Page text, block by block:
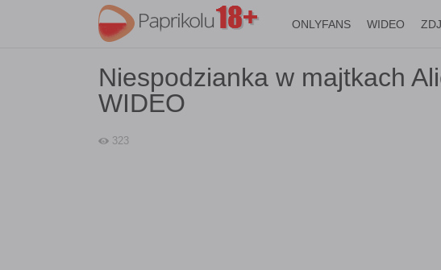
ONLYFANS WIDEO
Niespodzianka w majtkach
WIDEO
323